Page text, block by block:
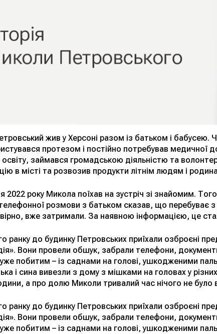
жив у Херсоні разом із батьком і бабусею.
протезом і постійно потребував
займався громадською діяльністю та
в місті та розвозив продукти літнім людям і
2022 року Микола поїхав на зустріч зі знайомим.
розмови з батьком сказав, що перебуває
вже затримали. За наявною інформацією, це
ранку до будинку Петровських приїхали озброєні
Вони провели обшук, забрали телефони,
побитим – із саднами на голові, ушкодженими
і сина вивезли з дому з мішками на головах у
а про долю Миколи тривалий час нічого не було
ранку до будинку Петровських приїхали озброєні
Вони провели обшук, забрали телефони,
побитим – із саднами на голові, ушкодженими